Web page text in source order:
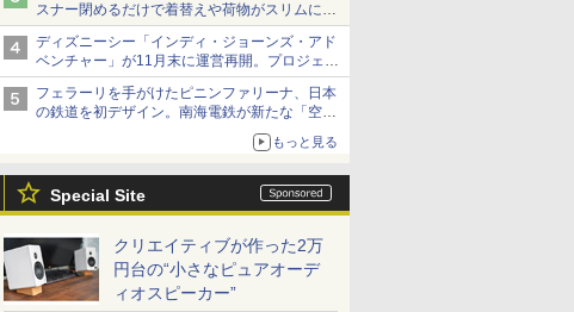
スナー閉めるだけで着替えや荷物がスリムにま
とまる
ディズニーシー「インディ・ジョーンズ・アド
ベンチャー」が11月末に運営再開。プロジェク
ションマッピングを追加、DPAは1500円
フェラーリを手がけたピニンファリーナ、日本
の鉄道を初デザイン。南海電鉄が新たな「空港
もっと見る
Special Site
クリエイティブが作った2万
円台の“小さなピュアオーデ
ィオスピーカー”